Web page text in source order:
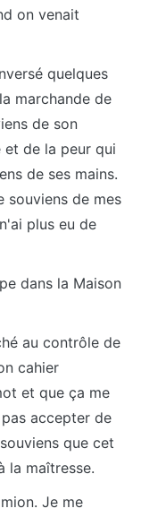
on venait
quelques
marchande de
de son
et de la peur qui
de ses mains.
souviens de mes
plus eu de
dans la Maison
au contrôle de
cahier
et que ça me
accepter de
que cet
la maîtresse.
Je me